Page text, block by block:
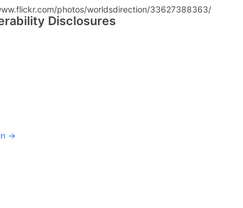
CLAIRYFI-INDOORS:
Disclosures
->